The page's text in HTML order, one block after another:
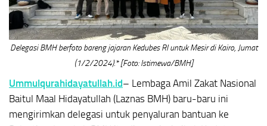
Delegasi BMH berfoto bareng jajaran Kedubes RI untuk Mesir di Kairo, Jumat
(1/2/2024).* [Foto: Istimewa/BMH]
Ummulqurahidayatullah.id– Lembaga Amil Zakat Nasional
Baitul Maal Hidayatullah (Laznas BMH) baru-baru ini
mengirimkan delegasi untuk penyaluran bantuan ke